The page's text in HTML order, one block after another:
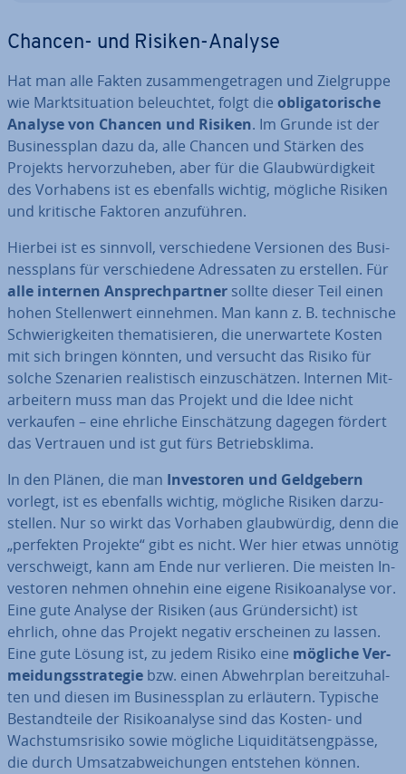
Chancen- und Risiken-Analyse
Hat man alle Fakten zu­sam­men­ge­tra­gen und Ziel­grup­pe
wie Markt­si­tua­ti­on be­leuch­tet, folgt die ob­li­ga­to­ri­sche
Analyse von Chancen und Risiken. Im Grunde ist der
Busi­ness­plan dazu da, alle Chancen und Stärken des
Projekts her­vor­zu­he­ben, aber für die Glaub­wür­dig­keit
des Vorhabens ist es ebenfalls wichtig, mögliche Risiken
und kritische Faktoren an­zu­füh­ren.
Hierbei ist es sinnvoll, ver­schie­de­ne Versionen des Busi­
ness­plans für ver­schie­de­ne Adres­sa­ten zu erstellen. Für
alle internen An­sprech­part­ner sollte dieser Teil einen
hohen Stel­len­wert einnehmen. Man kann z. B. tech­ni­sche
Schwie­rig­kei­ten the­ma­ti­sie­ren, die un­er­war­te­te Kosten
mit sich bringen könnten, und versucht das Risiko für
solche Szenarien rea­lis­tisch ein­zu­schät­zen. Internen Mit­
ar­bei­tern muss man das Projekt und die Idee nicht
verkaufen – eine ehrliche Ein­schät­zung dagegen fördert
das Vertrauen und ist gut fürs Be­triebs­kli­ma.
In den Plänen, die man In­ves­to­ren und Geld­ge­bern
vorlegt, ist es ebenfalls wichtig, mögliche Risiken dar­zu­
stel­len. Nur so wirkt das Vorhaben glaub­wür­dig, denn die
„perfekten Projekte“ gibt es nicht. Wer hier etwas unnötig
ver­schweigt, kann am Ende nur verlieren. Die meisten In­
ves­to­ren nehmen ohnehin eine eigene Ri­si­ko­ana­ly­se vor.
Eine gute Analyse der Risiken (aus Grün­der­sicht) ist
ehrlich, ohne das Projekt negativ er­schei­nen zu lassen.
Eine gute Lösung ist, zu jedem Risiko eine mögliche Ver­
mei­dungs­stra­te­gie bzw. einen Ab­wehr­plan be­reit­zu­hal­
ten und diesen im Busi­ness­plan zu erläutern. Typische
Be­stand­tei­le der Ri­si­ko­ana­ly­se sind das Kosten- und
Wachs­tums­ri­si­ko sowie mögliche Li­qui­di­täts­eng­päs­se,
die durch Um­satz­ab­wei­chun­gen entstehen können.